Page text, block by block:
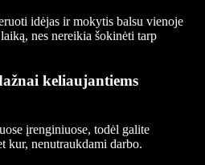
idėjas ir mokytis balsu vienoje
nes nereikia šokinėti tarp
keliaujantiems
įrenginiuose, todėl galite
kur, nenutraukdami darbo.